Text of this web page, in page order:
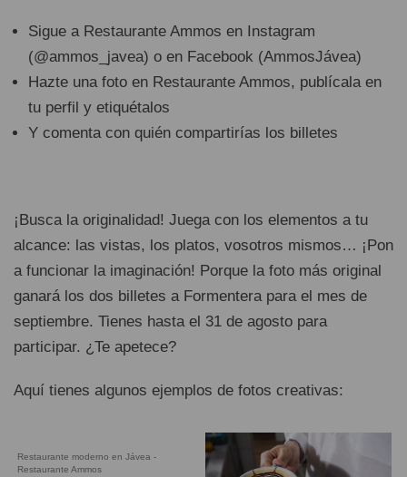
Sigue a Restaurante Ammos en Instagram
(@ammos_javea) o en Facebook (AmmosJávea)
Hazte una foto en Restaurante Ammos, publícala en
tu perfil y etiquétalos
Y comenta con quién compartirías los billetes
¡Busca la originalidad! Juega con los elementos a tu
alcance: las vistas, los platos, vosotros mismos… ¡Pon
a funcionar la imaginación! Porque la foto más original
ganará los dos billetes a Formentera para el mes de
septiembre. Tienes hasta el 31 de agosto para
participar. ¿Te apetece?
Aquí tienes algunos ejemplos de fotos creativas:
Restaurante moderno en Jávea -
Restaurante Ammos